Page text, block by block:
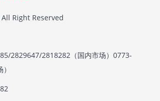
Right Reserved
2829647/2818282（国内市场）0773-